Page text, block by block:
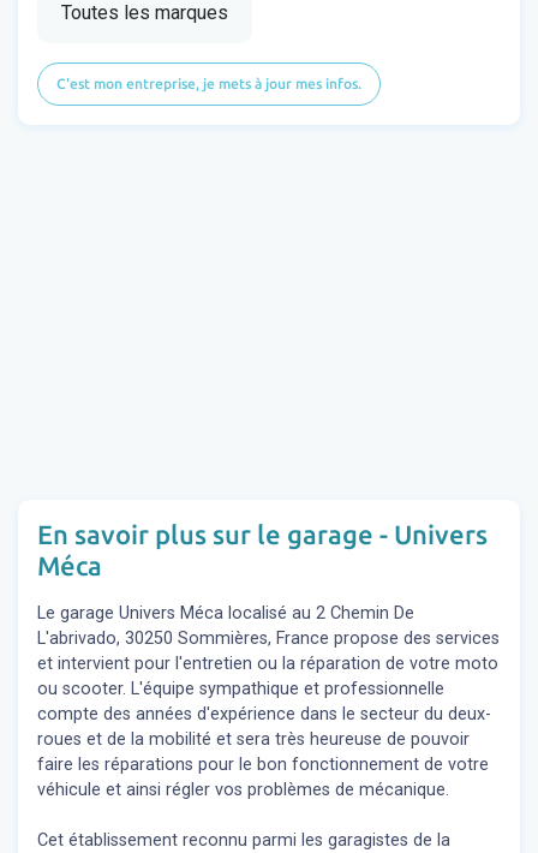
Toutes les marques
C'est mon entreprise, je mets à jour mes infos.
En savoir plus sur le garage - Univers
Méca
Le garage Univers Méca localisé au 2 Chemin De
L'abrivado, 30250 Sommières, France propose des services
et intervient pour l'entretien ou la réparation de votre moto
ou scooter. L'équipe sympathique et professionnelle
compte des années d'expérience dans le secteur du deux-
roues et de la mobilité et sera très heureuse de pouvoir
faire les réparations pour le bon fonctionnement de votre
véhicule et ainsi régler vos problèmes de mécanique.
Cet établissement reconnu parmi les garagistes de la